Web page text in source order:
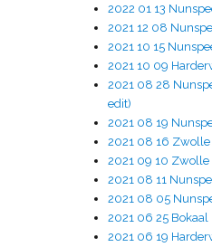
2022 01 13
2021 12 08
2021 10 15
2021 10 09
2021 08 28
edit)
2021 08 19
2021 08 16
2021 09 10 Zwolle
2021 08 11
2021 08 05
2021 06 25 Bokaal
2021 06 19